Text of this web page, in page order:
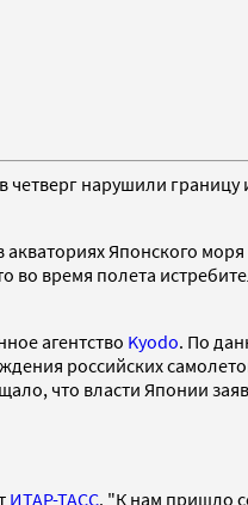
нарушили границу
Японского
во время полета
агентство Kyodo. По
российских
что власти Японии
ИТАР-ТАСС. "К нам пришло